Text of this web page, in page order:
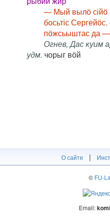
— Мый вылӧ
босьтіс
пӧжсьыштас да
Огнев, Дас куим
удм. чорыг вӧй
О сайте |
© FU-
Email: